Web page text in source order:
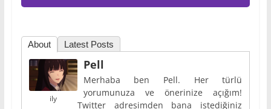
About Latest Posts
ily
Pell
Merhaba ben Pell. Her türlü
yorumunuza ve önerinize açığım!
Twitter adresimden bana istediğiniz